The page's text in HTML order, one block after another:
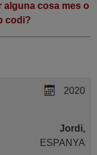
alguna cosa mes o
codi?
2020
Jordi,
ESPANYA